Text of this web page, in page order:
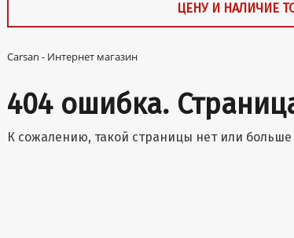
ЦЕНУ И НАЛИЧИЕ
Carsan - Интернет магазин
404 ошибка.
К сожалению, такой страницы нет или больше